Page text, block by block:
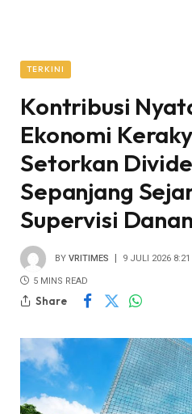
TERKINI
Kontribusi
Ekonomi
Setorkan
Sepanjang
Supervisi
BY VRITIMES 9 JULI 2026 8:21
5 MINS READ
Share